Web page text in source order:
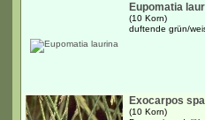
Eupomatia
(10 Korn)
duftende grün/
Exocarpos
(10 Korn)